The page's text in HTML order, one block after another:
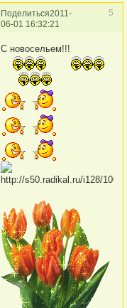
Поделиться 5
2011-
06-01 16:32:21
С новосельем!!!